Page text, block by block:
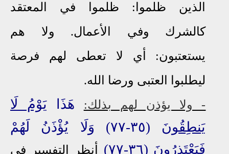
الذين ظلموا: ظلموا في المعتقد
كالشرك وفي الأعمال. ولا هم
يستعتبون: أي لا تعطى لهم فرصة
ليطلبوا العتبى ورضا الله.
- ولا يؤذن لهم بذلك:
هَذَا يَوْمُ لَا
يَنطِقُونَ (٣٥-٧٧) وَلَا يُؤْذَنُ لَهُمْ
فَيَعْتَذِرُونَ (٣٦-٧٧)
أنظر التفسير في